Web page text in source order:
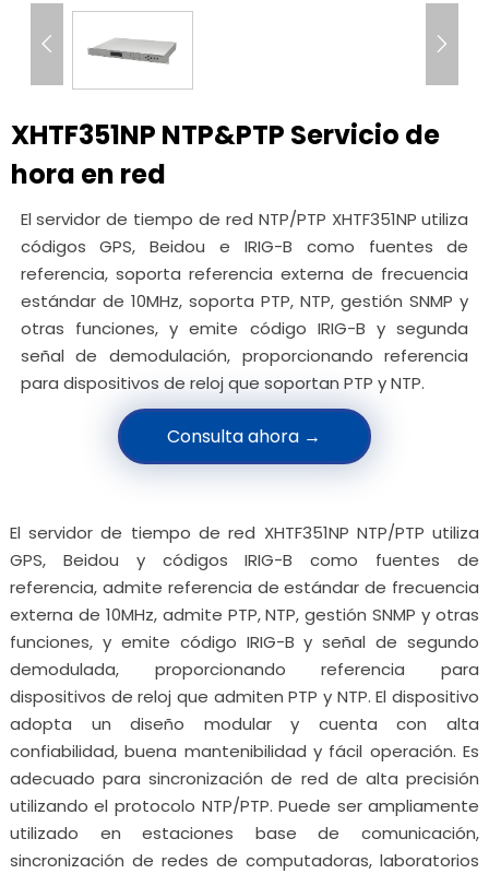
 
XHTF351NP NTP&PTP Servicio de
hora en red
El servidor de tiempo de red NTP/PTP XHTF351NP utiliza
códigos GPS, Beidou e IRIG-B como fuentes de
referencia, soporta referencia externa de frecuencia
estándar de 10MHz, soporta PTP, NTP, gestión SNMP y
otras funciones, y emite código IRIG-B y segunda
señal de demodulación, proporcionando referencia
para dispositivos de reloj que soportan PTP y NTP.
Consulta ahora →
El servidor de tiempo de red XHTF351NP NTP/PTP utiliza
GPS, Beidou y códigos IRIG-B como fuentes de
referencia, admite referencia de estándar de frecuencia
externa de 10MHz, admite PTP, NTP, gestión SNMP y otras
funciones, y emite código IRIG-B y señal de segundo
demodulada, proporcionando referencia para
dispositivos de reloj que admiten PTP y NTP. El dispositivo
adopta un diseño modular y cuenta con alta
confiabilidad, buena mantenibilidad y fácil operación. Es
adecuado para sincronización de red de alta precisión
utilizando el protocolo NTP/PTP. Puede ser ampliamente
utilizado en estaciones base de comunicación,
sincronización de redes de computadoras, laboratorios